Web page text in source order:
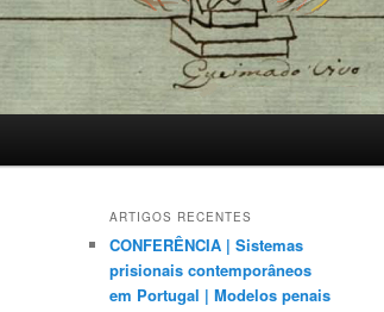
ARTIGOS RECENTES
CONFERÊNCIA | Sistemas
prisionais contemporâneos
em Portugal | Modelos penais